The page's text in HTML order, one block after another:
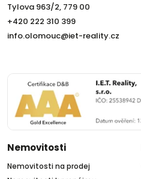
Tylova 963/2, 779 00
+420 222 310 399
info.olomouc@iet-reality.cz
Nemovitosti
Nemovitosti na prodej